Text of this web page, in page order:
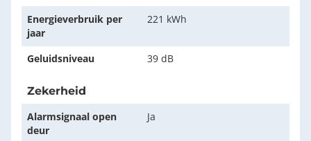
Energieverbruik per
jaar
221 kWh
Geluidsniveau 39 dB
Zekerheid
Alarmsignaal open
deur
Ja